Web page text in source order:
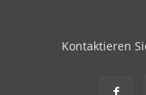
Kontaktieren